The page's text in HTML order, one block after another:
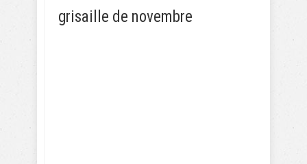
grisaille de novembre